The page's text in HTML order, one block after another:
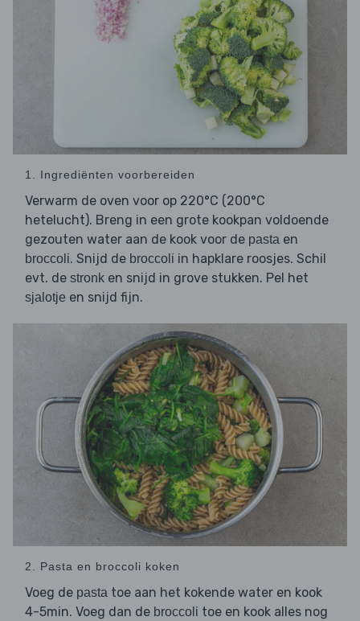
1. Ingrediënten voorbereiden
Verwarm de oven voor op 220°C (200°C
hetelucht). Breng in een grote kookpan voldoende
gezouten water aan de kook voor de pasta en
broccoli. Snijd de broccoli in hapklare roosjes. Schil
evt. de stronk en snijd in grove stukken. Pel het
sjalotje en snijd fijn.
2. Pasta en broccoli koken
Voeg de pasta toe aan het kokende water en kook
4-5min. Voeg dan de broccoli toe en kook alles nog